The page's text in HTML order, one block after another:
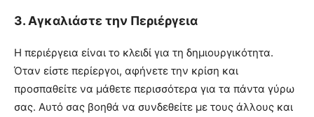
3. Αγκαλιάστε την Περιέργεια
Η περιέργεια είναι το κλειδί για τη δημιουργικότητα.
Όταν είστε περίεργοι, αφήνετε την κρίση και
προσπαθείτε να μάθετε περισσότερα για τα πάντα γύρω
σας. Αυτό σας βοηθά να συνδεθείτε με τους άλλους και